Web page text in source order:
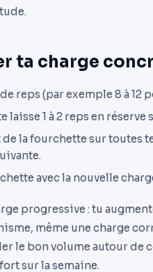
ta charge
reps (par exemple 8 à 12
laisse 1 à 2 reps en
la fourchette sur toutes
avec la nouvelle
progressive : tu
même une charge
le bon volume autour de
sur la semaine.